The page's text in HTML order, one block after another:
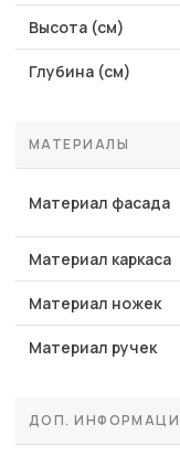
Высота (см)
Глубина (см)
МАТЕРИАЛЫ
Материал фасада
Материал каркаса
Материал ножек
Материал ручек
ДОП.